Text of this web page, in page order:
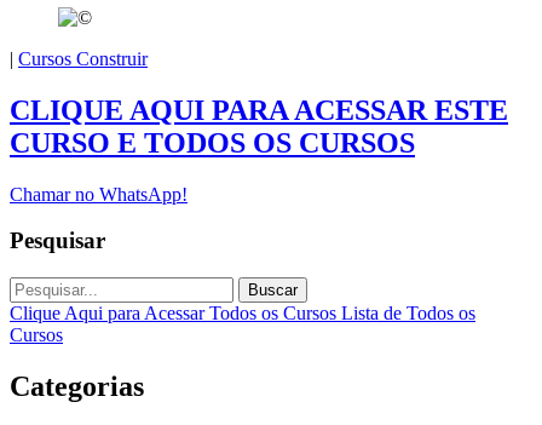
| Cursos Construir
CLIQUE AQUI PARA ACESSAR ESTE
CURSO E TODOS OS CURSOS
Chamar no WhatsApp!
Pesquisar
Buscar
Clique Aqui para Acessar Todos os Cursos Lista de Todos os
Cursos
Categorias